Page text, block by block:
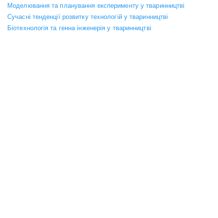
Моделювання та планування експерименту у тваринництві
Сучасні тенденції розвитку технологій у тваринництві
Біотехнологія та генна інженерія у тваринництві